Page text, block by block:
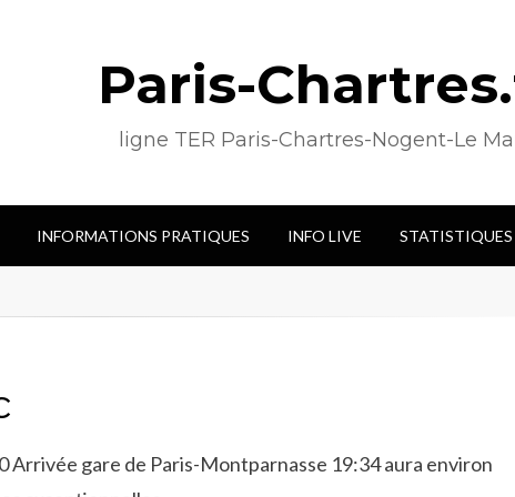
Paris-
ligne TER Paris-Chartres-Nogent-Le
INFORMATIONS PRATIQUES INFO LIVE STATISTIQUES
Arrivée gare de Paris-Montparnasse 19:34 aura environ